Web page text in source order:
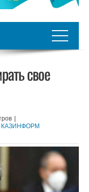
свое
КАЗИНФОРМ